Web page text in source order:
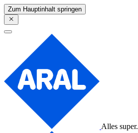
Zum Hauptinhalt springen
Alles super.